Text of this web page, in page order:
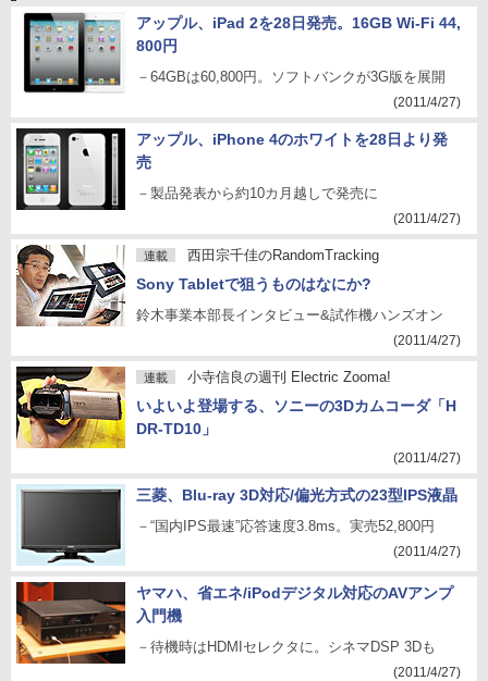
アップル、iPad 2を28日発売。16GB Wi-Fi 44,
800円
－64GBは60,800円。ソフトバンクが3G版を展開
(2011/4/27)
アップル、iPhone 4のホワイトを28日より発
売
－製品発表から約10カ月越しで発売に
(2011/4/27)
連載 西田宗千佳のRandomTracking
Sony Tabletで狙うものはなにか?
鈴木事業本部長インタビュー&試作機ハンズオン
(2011/4/27)
連載 小寺信良の週刊 Electric Zooma!
いよいよ登場する、ソニーの3Dカムコーダ「H
DR-TD10」
(2011/4/27)
三菱、Blu-ray 3D対応/偏光方式の23型IPS液晶
－“国内IPS最速”応答速度3.8ms。実売52,800円
(2011/4/27)
ヤマハ、省エネ/iPodデジタル対応のAVアンプ
入門機
－待機時はHDMIセレクタに。シネマDSP 3Dも
(2011/4/27)